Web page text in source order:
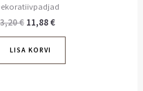
€ 11,88€
LISA KORVI